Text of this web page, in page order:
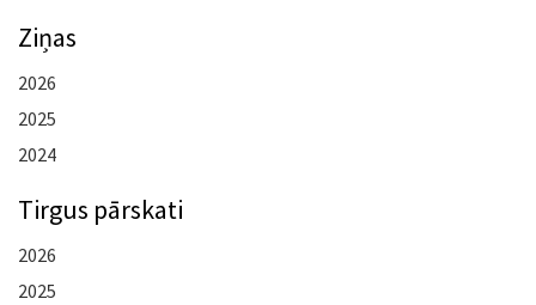
Ziņas
2026
2025
2024
Tirgus pārskati
2026
2025